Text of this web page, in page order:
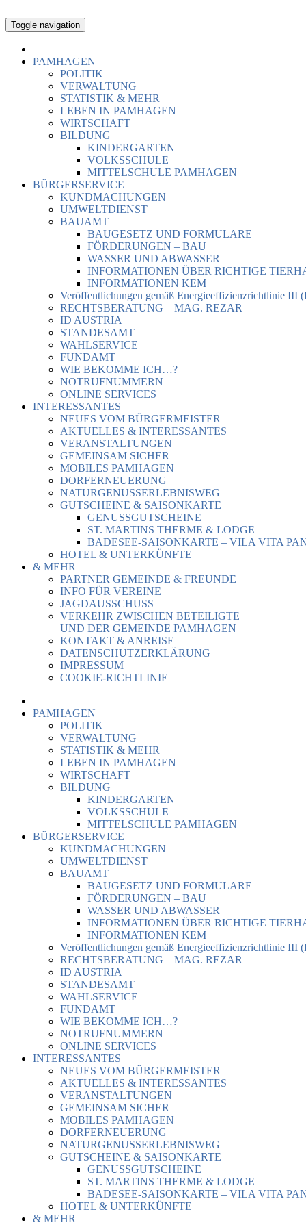
Toggle navigation
PAMHAGEN
POLITIK
VERWALTUNG
STATISTIK & MEHR
LEBEN IN PAMHAGEN
WIRTSCHAFT
BILDUNG
KINDERGARTEN
VOLKSSCHULE
MITTELSCHULE PAMHAGEN
BÜRGERSERVICE
KUNDMACHUNGEN
UMWELTDIENST
BAUAMT
BAUGESETZ UND FORMULARE
FÖRDERUNGEN – BAU
WASSER UND ABWASSER
INFORMATIONEN ÜBER RICHTIGE
INFORMATIONEN KEM
Veröffentlichungen gemäß Energieeffizienzrichtlinie III
RECHTSBERATUNG – MAG. REZAR
ID AUSTRIA
STANDESAMT
WAHLSERVICE
FUNDAMT
WIE BEKOMME ICH…?
NOTRUFNUMMERN
ONLINE SERVICES
INTERESSANTES
NEUES VOM BÜRGERMEISTER
AKTUELLES & INTERESSANTES
VERANSTALTUNGEN
GEMEINSAM SICHER
MOBILES PAMHAGEN
DORFERNEUERUNG
NATURGENUSSERLEBNISWEG
GUTSCHEINE & SAISONKARTE
GENUSSGUTSCHEINE
ST. MARTINS THERME & LODGE
BADESEE-SAISONKARTE – VILA VITA
HOTEL & UNTERKÜNFTE
& MEHR
PARTNER GEMEINDE & FREUNDE
INFO FÜR VEREINE
JAGDAUSSCHUSS
VERKEHR ZWISCHEN BETEILIGTE
UND DER GEMEINDE PAMHAGEN
KONTAKT & ANREISE
DATENSCHUTZERKLÄRUNG
IMPRESSUM
COOKIE-RICHTLINIE
PAMHAGEN
POLITIK
VERWALTUNG
STATISTIK & MEHR
LEBEN IN PAMHAGEN
WIRTSCHAFT
BILDUNG
KINDERGARTEN
VOLKSSCHULE
MITTELSCHULE PAMHAGEN
BÜRGERSERVICE
KUNDMACHUNGEN
UMWELTDIENST
BAUAMT
BAUGESETZ UND FORMULARE
FÖRDERUNGEN – BAU
WASSER UND ABWASSER
INFORMATIONEN ÜBER RICHTIGE
INFORMATIONEN KEM
Veröffentlichungen gemäß Energieeffizienzrichtlinie III
RECHTSBERATUNG – MAG. REZAR
ID AUSTRIA
STANDESAMT
WAHLSERVICE
FUNDAMT
WIE BEKOMME ICH…?
NOTRUFNUMMERN
ONLINE SERVICES
INTERESSANTES
NEUES VOM BÜRGERMEISTER
AKTUELLES & INTERESSANTES
VERANSTALTUNGEN
GEMEINSAM SICHER
MOBILES PAMHAGEN
DORFERNEUERUNG
NATURGENUSSERLEBNISWEG
GUTSCHEINE & SAISONKARTE
GENUSSGUTSCHEINE
ST. MARTINS THERME & LODGE
BADESEE-SAISONKARTE – VILA VITA
HOTEL & UNTERKÜNFTE
& MEHR